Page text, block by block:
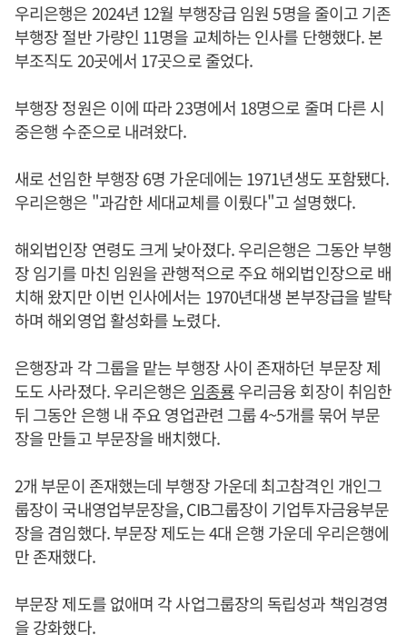
우리은행은 2024년 12월 부행장급 임원 5명을 줄이고 기존
부행장 절반 가량인 11명을 교체하는 인사를 단행했다. 본
부조직도 20곳에서 17곳으로 줄었다.
부행장 정원은 이에 따라 23명에서 18명으로 줄며 다른 시
중은행 수준으로 내려왔다.
새로 선임한 부행장 6명 가운데에는 1971년생도 포함됐다.
우리은행은 "과감한 세대교체를 이뤘다"고 설명했다.
해외법인장 연령도 크게 낮아졌다. 우리은행은 그동안 부행
장 임기를 마친 임원을 관행적으로 주요 해외법인장으로 배
치해 왔지만 이번 인사에서는 1970년대생 본부장급을 발탁
하며 해외영업 활성화를 노렸다.
은행장과 각 그룹을 맡는 부행장 사이 존재하던 부문장 제
도도 사라졌다. 우리은행은 임종룡우리금융 회장이 취임한
뒤 그동안 은행 내 주요 영업관련 그룹 4~5개를 묶어 부문
장을 만들고 부문장을 배치했다.
2개 부문이 존재했는데 부행장 가운데 최고참격인 개인그
룹장이 국내영업부문장을, CIB그룹장이 기업투자금융부문
장을 겸임했다. 부문장 제도는 4대 은행 가운데 우리은행에
만 존재했다.
부문장 제도를 없애며 각 사업그룹장의 독립성과 책임경영
을 강화했다.